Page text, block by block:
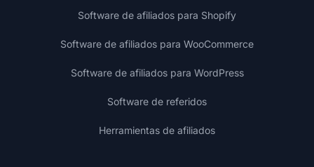
Software de afiliados para Shopify
Software de afiliados para WooCommerce
Software de afiliados para WordPress
Software de referidos
Herramientas de afiliados